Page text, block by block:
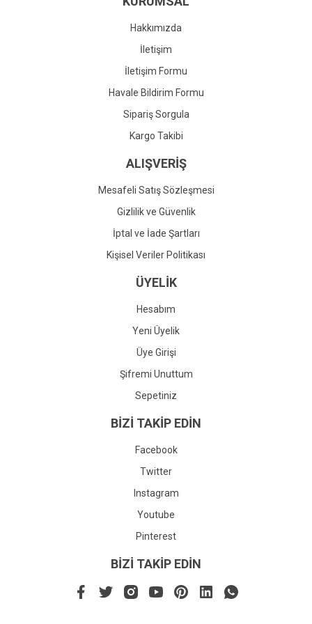
Gönder
Hakkımızda
İletişim
İletişim Formu
Havale Bildirim Formu
Sipariş Sorgula
Kargo Takibi
ALIŞVERİŞ
Mesafeli Satış Sözleşmesi
Gizlilik ve Güvenlik
İptal ve İade Şartları
Kişisel Veriler Politikası
ÜYELİK
Hesabım
Yeni Üyelik
Üye Girişi
Şifremi Unuttum
Sepetiniz
BİZİ TAKİP EDİN
Facebook
Twitter
Instagram
Youtube
Pinterest
BİZİ TAKİP EDİN